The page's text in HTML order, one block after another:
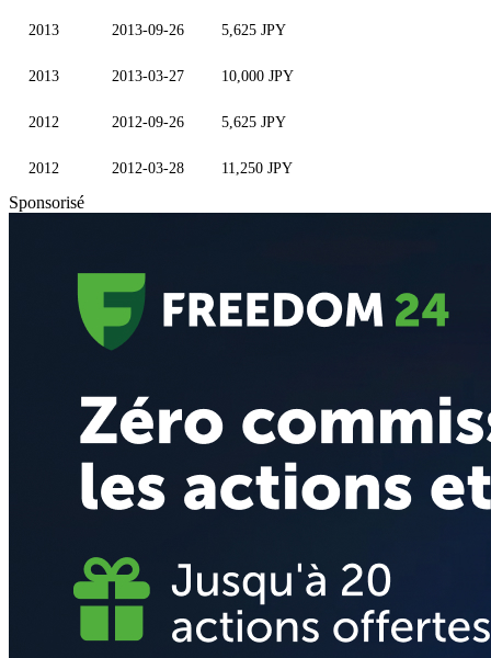
2013 2013-09-26 5,625 JPY
2013 2013-03-27 10,000 JPY
2012 2012-09-26 5,625 JPY
2012 2012-03-28 11,250 JPY
Sponsorisé